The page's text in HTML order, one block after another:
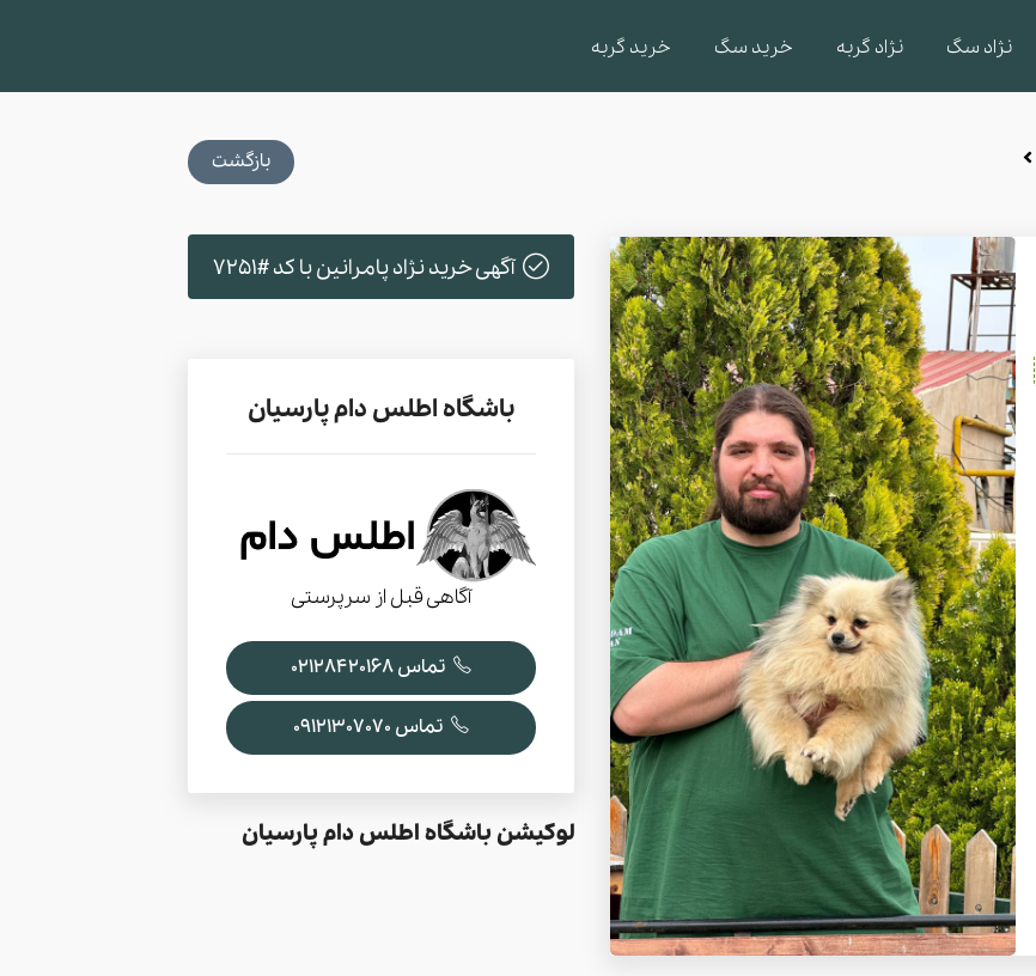
نژاد سگ نژاد گربه خرید سگ خرید گربه
بازگشت
آگهی خرید نژاد پامرانین با کد #7251
باشگاه اطلس دام پارسیان
آگاهی قبل از سرپرستی
تماس 02128420168
تماس 09121307070
لوکیشن باشگاه اطلس دام پارسیان